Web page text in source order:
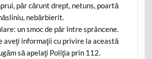
păr cărunt drept, netuns, poartă
nebărbierit.
un smoc de păr între sprâncene.
aveţi informaţii cu privire la această
să apelaţi Poliţia prin 112.